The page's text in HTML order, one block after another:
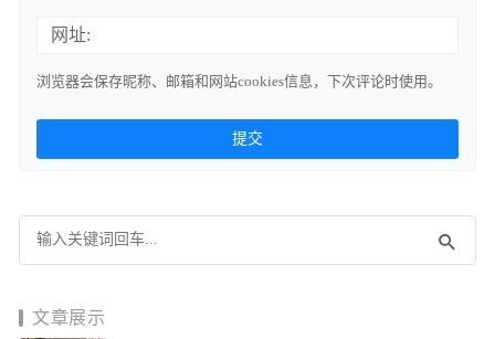
网址:
浏览器会保存昵称、邮箱和网站cookies信息，下次评论时使用。
文章展示